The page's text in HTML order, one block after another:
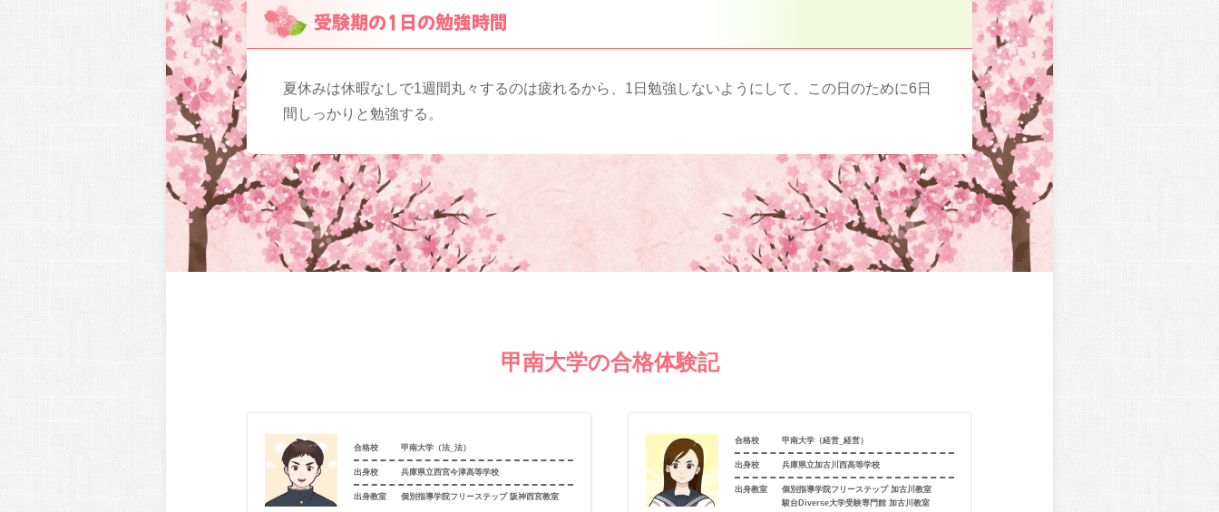
受験期の1日の勉強時間
夏休みは休暇なしで1週間丸々するのは疲れるから、1日勉強しないようにして、この日のために6日
間しっかりと勉強する。
甲南大学の合格体験記
合格校 甲南大学（法_法）
出身校 兵庫県立西宮今津高等学校
出身教室 個別指導学院フリーステップ 阪神西宮教室
合格校 甲南大学（経営_経営）
出身校 兵庫県立加古川西高等学校
出身教室
個別指導学院フリーステップ 加古川教室
駿台Diverse大学受験専門館 加古川教室